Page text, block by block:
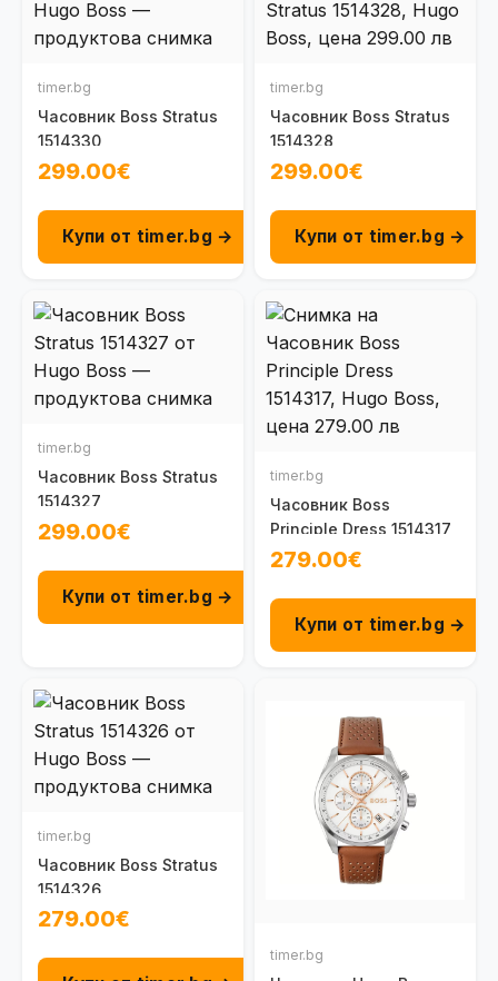
timer.bg
Часовник Boss Stratus
1514330
299.00€
Купи от timer.bg →
timer.bg
Часовник Boss Stratus
1514328
299.00€
Купи от timer.bg →
timer.bg
Часовник Boss Stratus
1514327
299.00€
Купи от timer.bg →
timer.bg
Часовник Boss
Principle Dress 1514317
279.00€
Купи от timer.bg →
timer.bg
Часовник Boss Stratus
1514326
279.00€
timer.bg